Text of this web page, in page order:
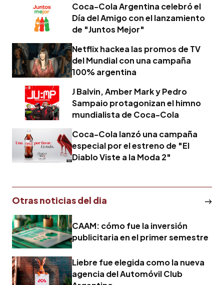
Coca-Cola Argentina celebró el
Día del Amigo con el lanzamiento
de "Juntos Mejor"
Netflix hackea las promos de TV
del Mundial con una campaña
100% argentina
J Balvin, Amber Mark y Pedro
Sampaio protagonizan el himno
mundialista de Coca-Cola
Coca-Cola lanzó una campaña
especial por el estreno de "El
Diablo Viste a la Moda 2"
Otras noticias del dia
CAAM: cómo fue la inversión
publicitaria en el primer semestre
Liebre fue elegida como la nueva
agencia del Automóvil Club